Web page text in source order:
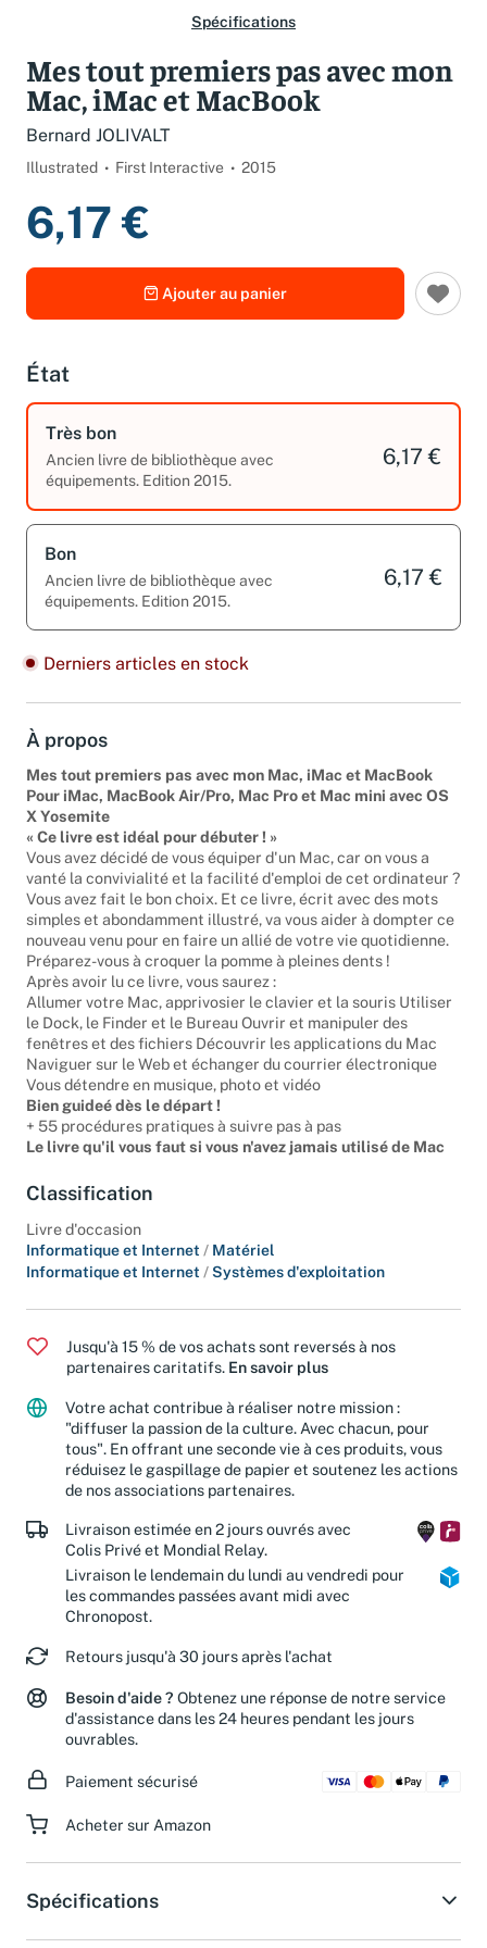
Spécifications
Mes tout premiers pas avec mon
Mac, iMac et MacBook
Bernard JOLIVALT
Illustrated First Interactive 2015
6,17 €
Ajouter au panier
État
Très bon
Ancien livre de bibliothèque avec
équipements. Edition 2015.
6,17 €
Bon
Ancien livre de bibliothèque avec
équipements. Edition 2015.
6,17 €
Derniers articles en stock
À propos
Mes tout premiers pas avec mon Mac, iMac et MacBook
Pour iMac, MacBook Air/Pro, Mac Pro et Mac mini avec OS
X Yosemite
« Ce livre est idéal pour débuter ! »
Vous avez décidé de vous équiper d'un Mac, car on vous a
vanté la convivialité et la facilité d'emploi de cet ordinateur ?
Vous avez fait le bon choix. Et ce livre, écrit avec des mots
simples et abondamment illustré, va vous aider à dompter ce
nouveau venu pour en faire un allié de votre vie quotidienne.
Préparez-vous à croquer la pomme à pleines dents !
Après avoir lu ce livre, vous saurez :
Allumer votre Mac, apprivosier le clavier et la souris Utiliser
le Dock, le Finder et le Bureau Ouvrir et manipuler des
fenêtres et des fichiers Découvrir les applications du Mac
Naviguer sur le Web et échanger du courrier électronique
Vous détendre en musique, photo et vidéo
Bien guideé dès le départ !
+ 55 procédures pratiques à suivre pas à pas
Le livre qu'il vous faut si vous n'avez jamais utilisé de Mac
Classification
Livre d'occasion
Informatique et Internet / Matériel
Informatique et Internet /Systèmes d'exploitation
Jusqu'à 15 % de vos achats sont reversés à nos
partenaires caritatifs. En savoir plus
Votre achat contribue à réaliser notre mission :
"diffuser la passion de la culture. Avec chacun, pour
tous". En offrant une seconde vie à ces produits, vous
réduisez le gaspillage de papier et soutenez les actions
de nos associations partenaires.
Livraison estimée en 2 jours ouvrés avec
Colis Privé et Mondial Relay.
Livraison le lendemain du lundi au vendredi pour
les commandes passées avant midi avec
Chronopost.
Retours jusqu'à 30 jours après l'achat
Besoin d'aide ? Obtenez une réponse de notre service
d'assistance dans les 24 heures pendant les jours
ouvrables.
Paiement sécurisé
Acheter sur Amazon
Spécifications